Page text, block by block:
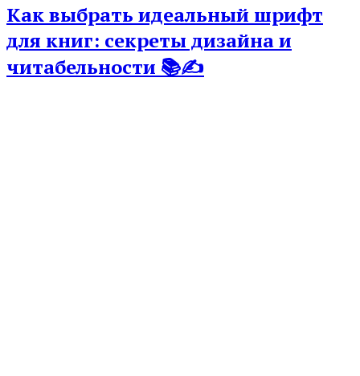
Как выбрать идеальный шрифт
для книг: секреты дизайна и
читабельности 📚✍️